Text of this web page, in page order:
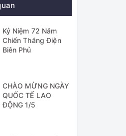
Kỷ Niệm 72 Năm
Chiến Thắng Điện
Biên Phủ
CHÀO MỪNG NGÀY
QUỐC TẾ LAO
ĐỘNG 1/5